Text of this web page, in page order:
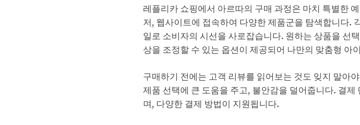
레플리카 쇼핑에서 아르따의 구매 과정은 마치 특별한
저, 웹사이트에 접속하여 다양한 제품군을 탐색합니다.
일로 소비자의 시선을 사로잡습니다. 원하는 상품을 선
상을 조정할 수 있는 옵션이 제공되어 나만의 맞춤형 아
구매하기 전에는 고객 리뷰를 읽어보는 것도 잊지 말아
제품 선택에 큰 도움을 주고, 불안감을 덜어줍니다. 결
며, 다양한 결제 방법이 지원됩니다.